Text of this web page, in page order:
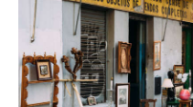
Duurzaamheid
Slim winkelen